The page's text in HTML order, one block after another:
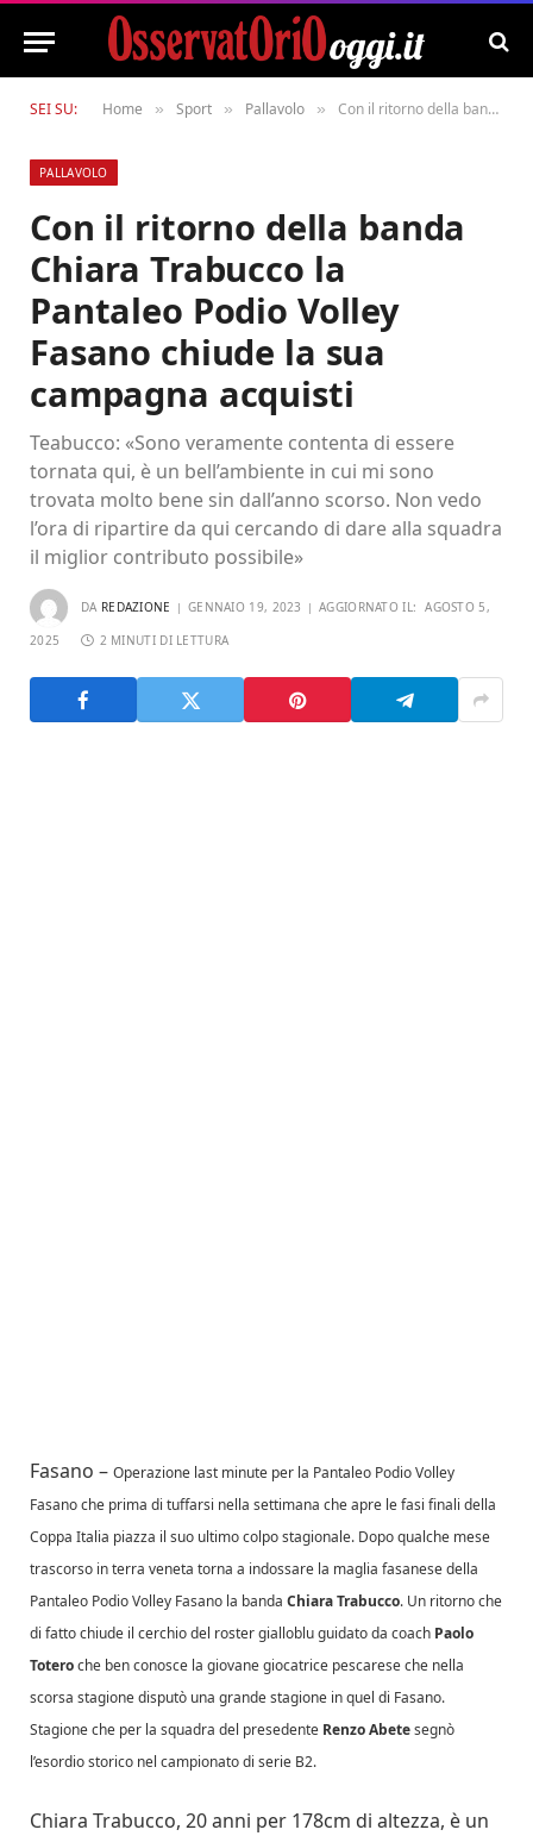
SEI SU: Home » Sport » Pallavolo » Con il ritorno della banda Chiara Trabucco la Pantaleo Podio Volley Fasano chiude la sua campagna acquisti
PALLAVOLO
Con il ritorno della banda
Chiara Trabucco la
Pantaleo Podio Volley
Fasano chiude la sua
campagna acquisti
Teabucco: «Sono veramente contenta di essere
tornata qui, è un bell’ambiente in cui mi sono
trovata molto bene sin dall’anno scorso. Non vedo
l’ora di ripartire da qui cercando di dare alla squadra
il miglior contributo possibile»
DA REDAZIONE GENNAIO 19, 2023 AGGIORNATO IL: AGOSTO 5,
2025 2 MINUTI DI LETTURA
Fasano – Operazione last minute per la Pantaleo Podio Volley
Fasano che prima di tuffarsi nella settimana che apre le fasi finali della
Coppa Italia piazza il suo ultimo colpo stagionale. Dopo qualche mese
trascorso in terra veneta torna a indossare la maglia fasanese della
Pantaleo Podio Volley Fasano la banda Chiara Trabucco. Un ritorno che
di fatto chiude il cerchio del roster gialloblu guidato da coach Paolo
Toteroche ben conosce la giovane giocatrice pescarese che nella
scorsa stagione disputò una grande stagione in quel di Fasano.
Stagione che per la squadra del presedente Renzo Abetesegnò
l’esordio storico nel campionato di serie B2.
Chiara Trabucco, 20 anni per 178cm di altezza, è un